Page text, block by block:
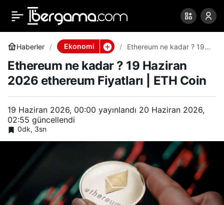
Haberler Ekonomi
Ethereum ne kadar ? 19
Fiyatları | ETH Coin
Ethereum ne kadar ? 19 Haziran
2026 ethereum Fiyatları | ETH Coin
19 Haziran 2026, 00:00 yayınlandı 20 Haziran 2026,
02:55 güncellendi
0dk, 3sn
Ethereum ne kadar ? 19
Haziran 2026 ethereum
Fiyatları | ETH Coin
0 Paylaş